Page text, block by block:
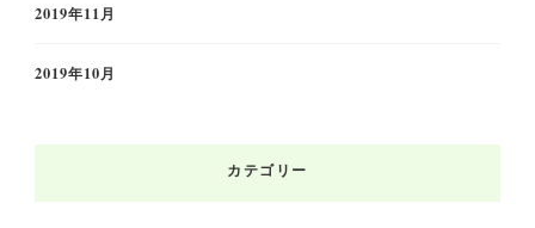
2019年11月
2019年10月
カテゴリー